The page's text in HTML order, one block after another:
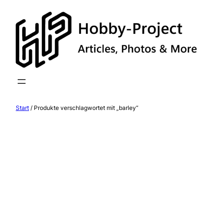
Inhalt
springen
Start / Produkte verschlagwortet mit „barley“